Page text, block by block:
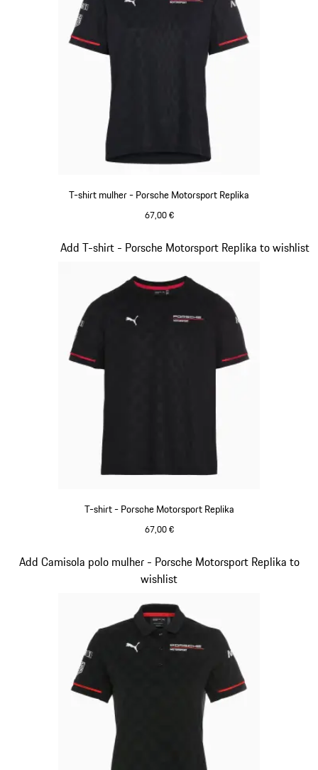
T-shirt mulher - Porsche Motorsport Replika
67,00 €
T-shirt - Porsche Motorsport Replika
67,00 €
Add T-shirt - Porsche Motorsport Replika to wishlist
Diapositivo 6 de 20
Add Camisola polo mulher - Porsche Motorsport Replika to
wishlist
Diapositivo 7 de 20